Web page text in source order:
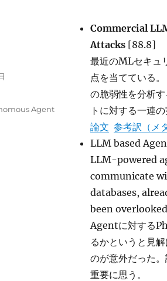
Commercial
Attacks [88.8]
最近のMLセキュ
点を当てている
の脆弱性を分析
トに対する一連
論文 参考訳（メ
LLM based
LLM-powered
communicate
databases,
been
Agentに対する
るかというと見
のが意外だった
重要に思う。
Agent